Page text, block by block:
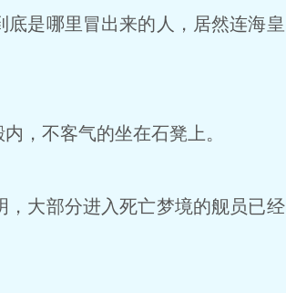
是哪里冒出来的人，居然连海皇
，不客气的坐在石凳上。
大部分进入死亡梦境的舰员已经